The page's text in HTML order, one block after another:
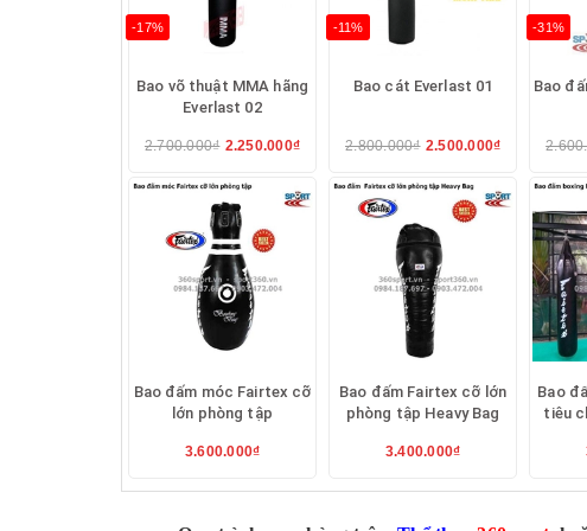
-17%
Bao võ thuật MMA hãng
Everlast 02
2.700.000₫ 2.250.000₫
-11%
Bao cát Everlast 01
2.800.000₫ 2.500.000₫
-31%
Bao
Bao đấm móc Fairtex cỡ
lớn phòng tập
3.600.000₫
Bao đấm Fairtex cỡ lớn
phòng tập Heavy Bag
3.400.000₫
Bao
tiêu